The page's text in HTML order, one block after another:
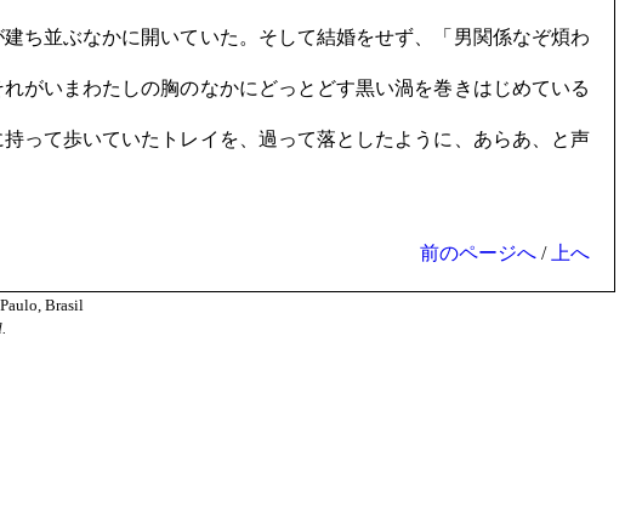
ち並ぶなかに開いていた。そして結婚をせず、「男関係なぞ煩わ
がいまわたしの胸のなかにどっとどす黒い渦を巻きはじめている
って歩いていたトレイを、過って落としたように、あらあ、と声
前のページへ / 上へ
Brasil